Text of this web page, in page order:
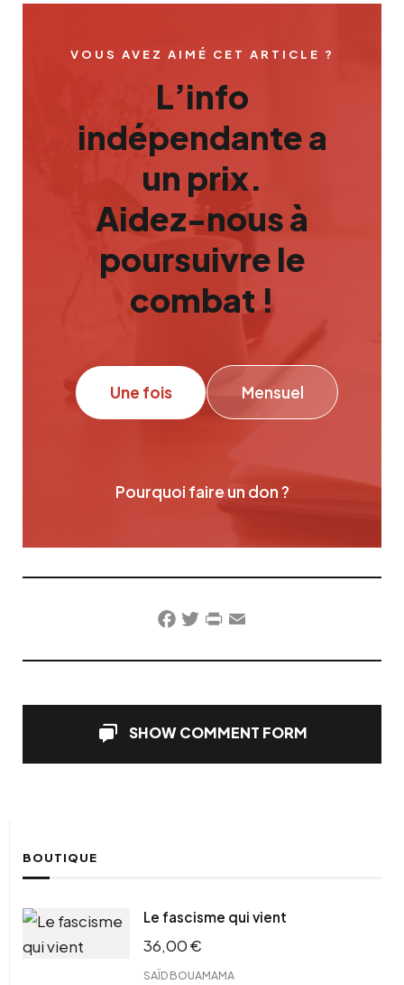
VOUS AVEZ AIMÉ CET ARTICLE ?
L’info
indépendante a
un prix.
Aidez-nous à
poursuivre le
combat !
Une fois Mensuel
Pourquoi faire un don ?
Facebook
TwitterPrintFriendly
Email
SHOW COMMENT FORM
BOUTIQUE
Le fascisme qui vient
36,00€
SAÏD BOUAMAMA